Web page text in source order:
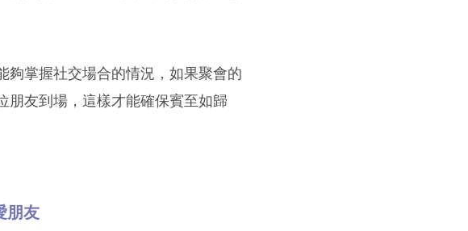
夠掌握社交場合的情況，如果聚會的
朋友到場，這樣才能確保賓至如歸
朋友